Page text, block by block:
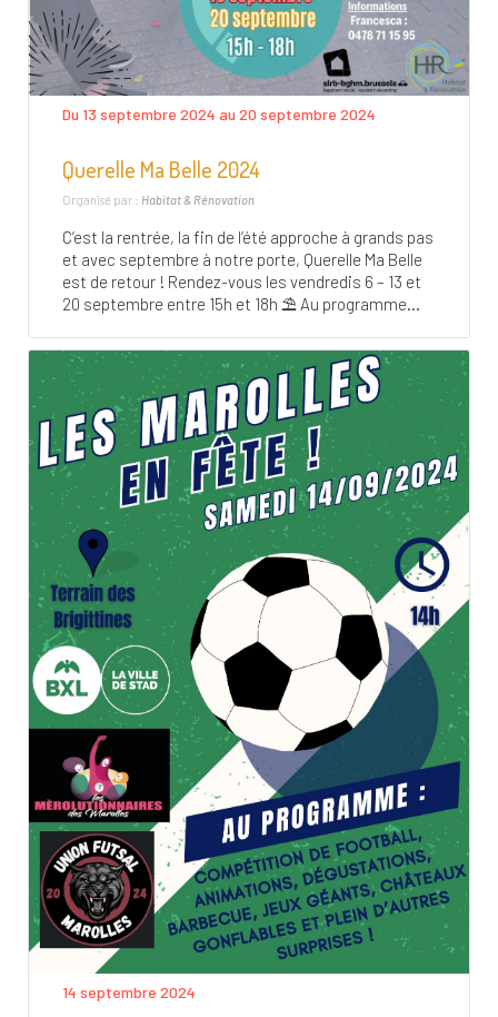
Du 13 septembre 2024 au 20 septembre 2024
Querelle Ma Belle 2024
Organisé par : Habitat & Rénovation
C’est la rentrée, la fin de l’été approche à grands pas
et avec septembre à notre porte, Querelle Ma Belle
est de retour ! Rendez-vous les vendredis 6 – 13 et
20 septembre entre 15h et 18h ⛱ Au programme...
14 septembre 2024